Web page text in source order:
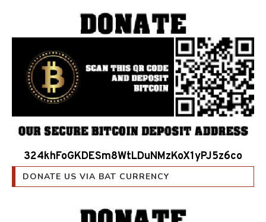
324khFoGKDESm8WtLDuNMzKoX1yPJ5z6co
DONATE US VIA BAT CURRENCY